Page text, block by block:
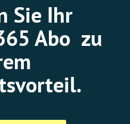
Sie Ihr
Abo zu